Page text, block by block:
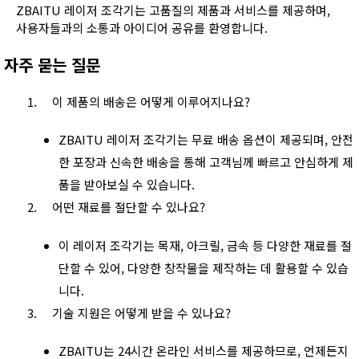
ZBAITU 레이저 조각기는 고품질의 제품과 서비스를 제공하며,
사용자들과의 소통과 아이디어 공유를 환영합니다.
자주 묻는 질문
이 제품의 배송은 어떻게 이루어지나요?
ZBAITU 레이저 조각기는 무료 배송 옵션이 제공되며, 안전
한 포장과 신속한 배송을 통해 고객님께 빠르고 안심하게 제
품을 받아보실 수 있습니다.
어떤 재료를 절단할 수 있나요?
이 레이저 조각기는 목재, 아크릴, 금속 등 다양한 재료를 절
단할 수 있어, 다양한 창작물을 제작하는 데 활용할 수 있습
니다.
기술 지원은 어떻게 받을 수 있나요?
ZBAITU는 24시간 온라인 서비스를 제공하므로, 언제든지